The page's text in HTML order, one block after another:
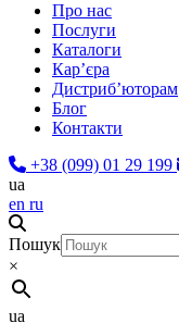
Про нас
Послуги
Каталоги
Карʼєра
Дистриб’юторам
Блог
Контакти
+38 (099) 01 29 199
ua
en ru
Пошук
×
ua